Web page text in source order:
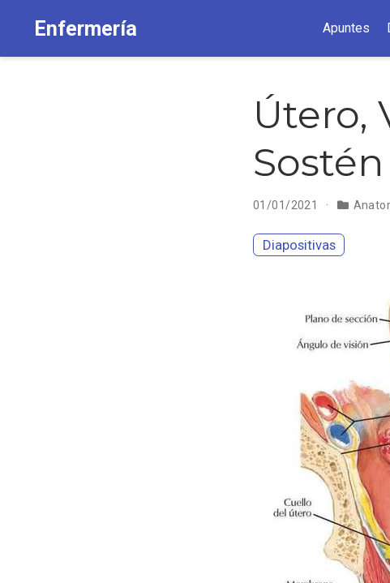
Enfermería Apuntes
Útero,
Sostén
01/01/2021
Diapositivas